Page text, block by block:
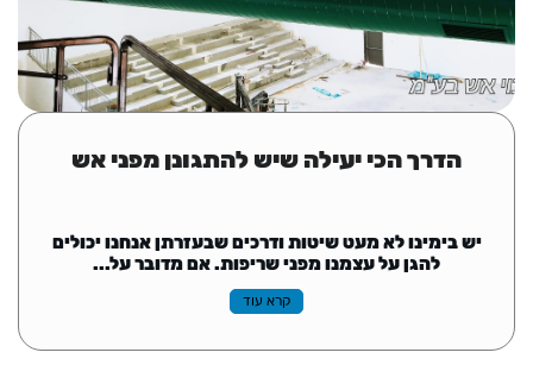
הדרך הכי יעילה שיש להתגונן מפני אש
יש בימינו לא מעט שיטות ודרכים שבעזרתן אנחנו יכולים
להגן על עצמנו מפני שריפות. אם מדובר על...
קרא עוד